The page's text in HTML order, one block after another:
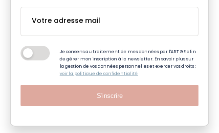
Je consens au traitement de mes données par l'ART GE afin
de gérer mon inscription à la newsletter. En savoir plus sur
la gestion de vos données personnelles et exercer vos droits :
voir la politique de confidentialité
S'inscrire